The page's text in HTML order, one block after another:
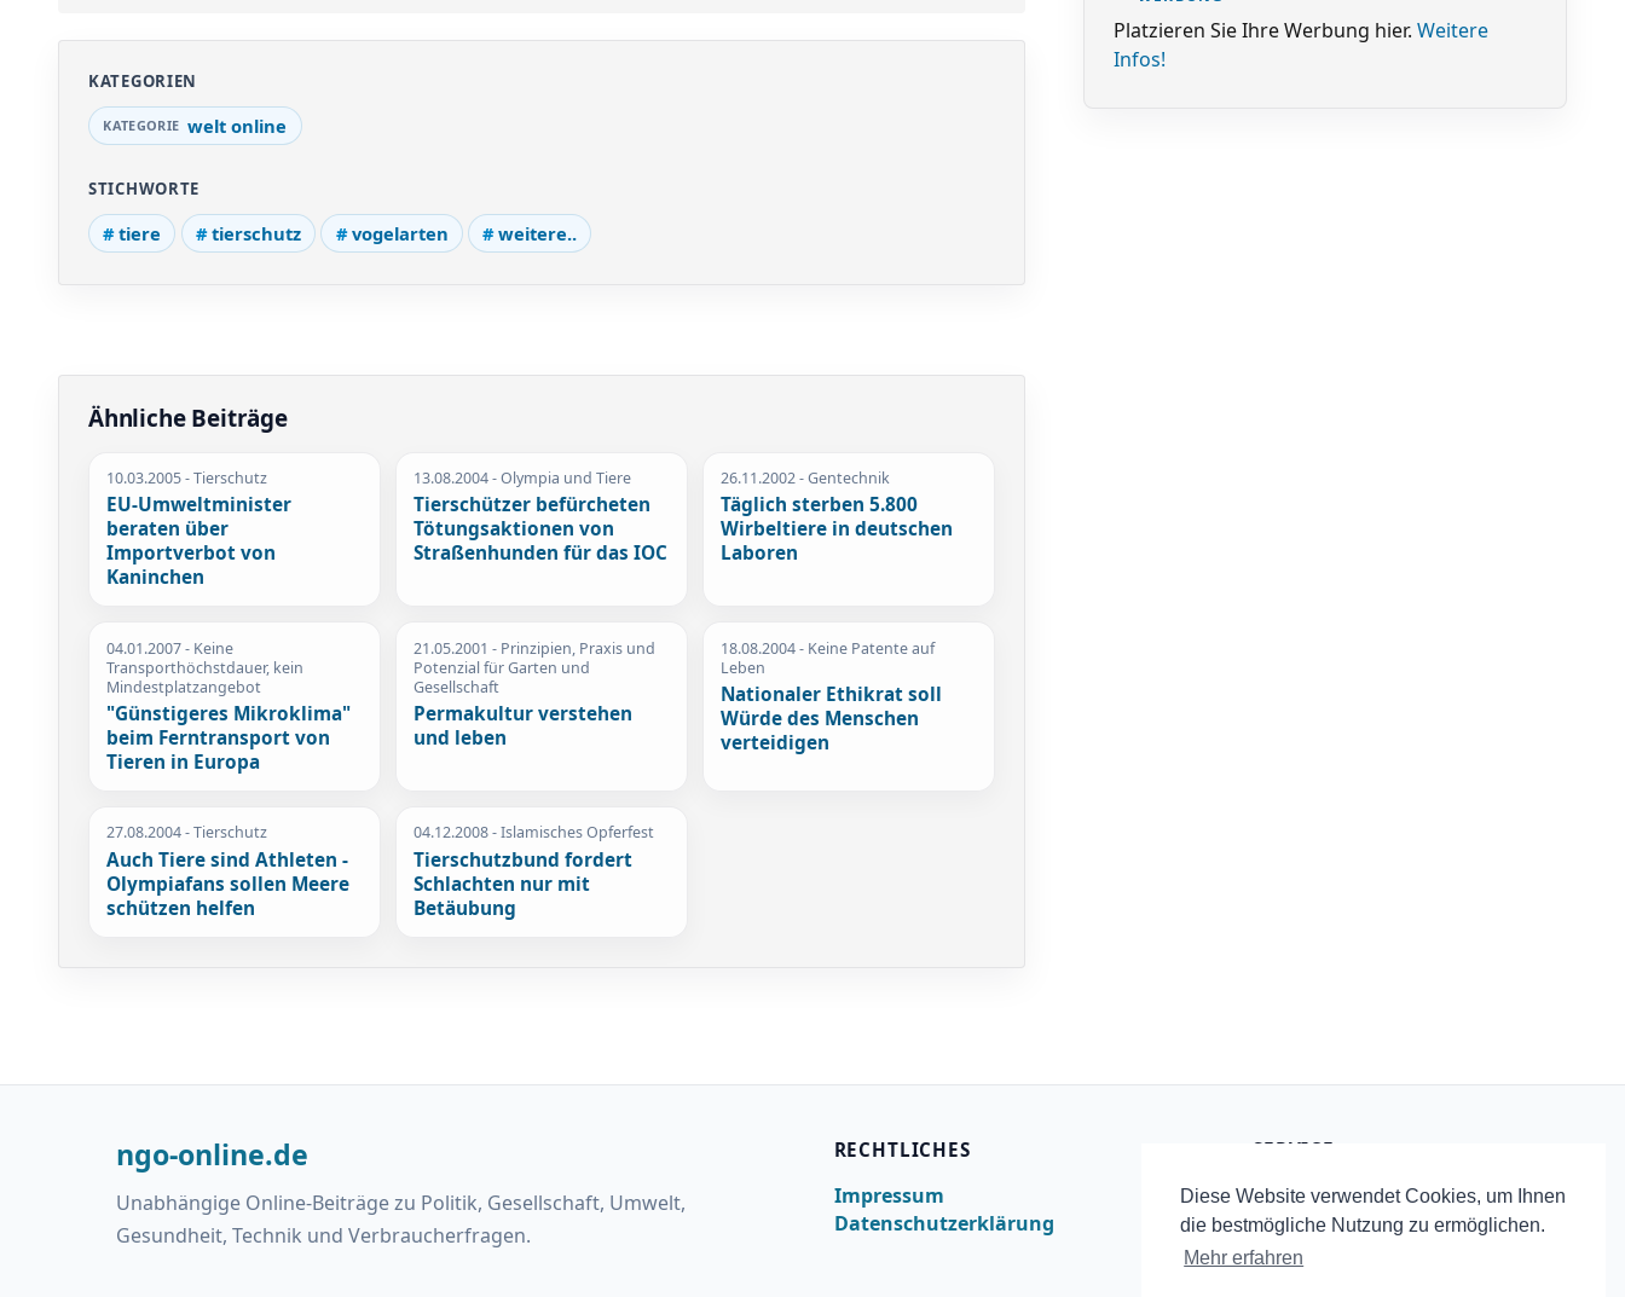
Diese Website verwendet Cookies, um Ihnen
die bestmögliche Nutzung zu ermöglichen.
Mehr erfahren
KATEGORIEN
welt online
STICHWORTE
tiere tierschutz vogelarten weitere..
Ähnliche Beiträge
10.03.2005- Tierschutz
EU-Umweltminister
beraten über
Importverbot von
Kaninchen
13.08.2004- Olympia und Tiere
Tierschützer befürcheten
Tötungsaktionen von
Straßenhunden für das IOC
26.11.2002- Gentechnik
Täglich sterben 5.800
Wirbeltiere in deutschen
Laboren
04.01.2007- Keine
Transporthöchstdauer, kein
Mindestplatzangebot
"Günstigeres Mikroklima"
beim Ferntransport von
Tieren in Europa
21.05.2001 - Prinzipien, Praxis und
Potenzial für Garten und
Gesellschaft
Permakultur verstehen
und leben
18.08.2004- Keine Patente auf
Leben
Nationaler Ethikrat soll
Würde des Menschen
verteidigen
27.08.2004- Tierschutz
Auch Tiere sind Athleten -
Olympiafans sollen Meere
schützen helfen
04.12.2008- Islamisches Opferfest
Tierschutzbund fordert
Schlachten nur mit
Betäubung
Platzieren Sie Ihre Werbung hier. Weitere
Infos!
ngo-online.de
Unabhängige Online-Beiträge zu Politik, Gesellschaft, Umwelt,
Gesundheit, Technik und Verbraucherfragen.
RECHTLICHES
Impressum
Datenschutzerklärung
SERVICE
Startseite
RSS